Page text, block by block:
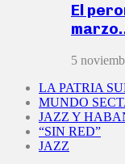
El
5
LA PATRIA
MUNDO
JAZZ Y
“SIN RED”
JAZZ